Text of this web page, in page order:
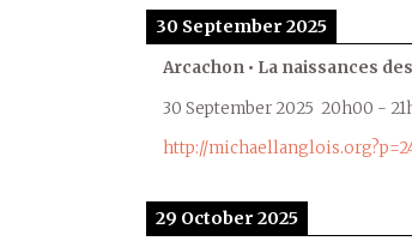
30 September 2025
Arcachon • La naissances
30 September 2025 20h00 -
http://
29 October 2025